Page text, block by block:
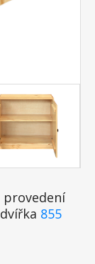
provedení
855